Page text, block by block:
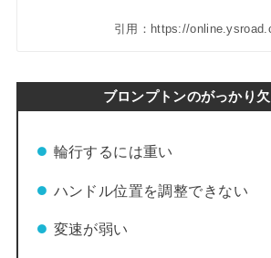
引用：https://
ブロンプトンのがっかり
輪行するには重い
ハンドル位置を調整できない
変速が弱い